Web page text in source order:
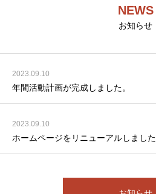
NEWS
お知らせ
2023.09.10
年間活動計画が完成しました。
2023.09.10
ホームページをリニューアルしました